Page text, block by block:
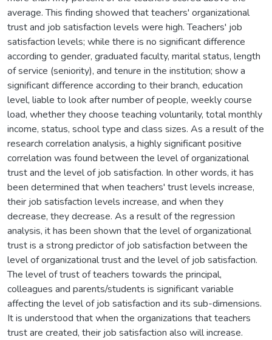
average. This finding showed that teachers' organizational
trust and job satisfaction levels were high. Teachers' job
satisfaction levels; while there is no significant difference
according to gender, graduated faculty, marital status, length
of service (seniority), and tenure in the institution; show a
significant difference according to their branch, education
level, liable to look after number of people, weekly course
load, whether they choose teaching voluntarily, total monthly
income, status, school type and class sizes. As a result of the
research correlation analysis, a highly significant positive
correlation was found between the level of organizational
trust and the level of job satisfaction. In other words, it has
been determined that when teachers' trust levels increase,
their job satisfaction levels increase, and when they
decrease, they decrease. As a result of the regression
analysis, it has been shown that the level of organizational
trust is a strong predictor of job satisfaction between the
level of organizational trust and the level of job satisfaction.
The level of trust of teachers towards the principal,
colleagues and parents/students is significant variable
affecting the level of job satisfaction and its sub-dimensions.
It is understood that when the organizations that teachers
trust are created, their job satisfaction also will increase.